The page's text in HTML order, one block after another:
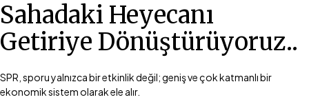
Sahadaki Heyecanı
Getiriye Dönüştürüyoruz..
SPR, sporu yalnızca bir etkinlik değil; geniş ve çok katmanlı bir
ekonomik sistem olarak ele alır.